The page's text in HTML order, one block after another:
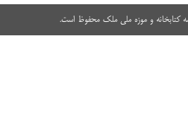
کتابخانه و موزه ملی ملک محفوظ است.